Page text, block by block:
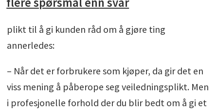
plikt til å gi kunden råd om å gjøre ting
annerledes:
– Når det er forbrukere som kjøper, da gir det en
viss mening å påberope seg veiledningsplikt. Men
i profesjonelle forhold der du blir bedt om å gi et